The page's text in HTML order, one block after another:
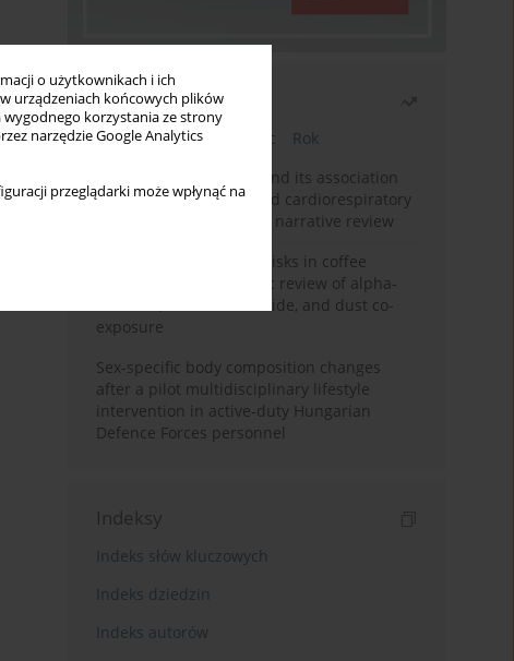
o użytkownikach i ich
urządzeniach końcowych plików
wygodnego korzystania ze strony
narzędzie Google Analytics
przeglądarki może wpłynąć na
Najczęściej czytane
Bieżący numer Miesiąc
Rok
Occupational burnout and its association
with physical activity and cardiorespiratory
fitness among nurses: a narrative review
Synergistic respiratory risks in coffee
processing: a systematic review of alpha-
diketone, carbon monoxide, and dust co-
exposure
Sex-specific body composition changes
after a pilot multidisciplinary lifestyle
intervention in active-duty Hungarian
Defence Forces personnel
Indeksy
Indeks słów kluczowych
Indeks dziedzin
Indeks autorów